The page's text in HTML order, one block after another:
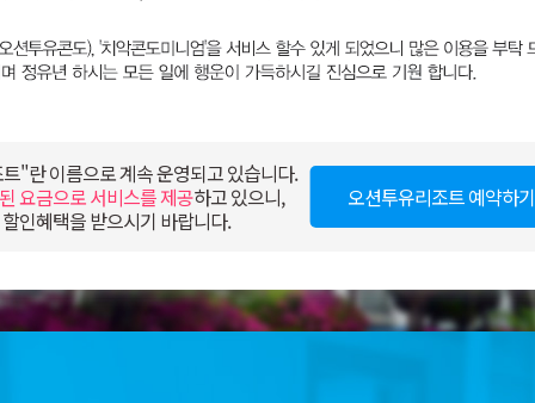
"란 이름으로 계속 운영되고 있습니다.
요금으로 서비스를 제공하고 있으니,
인혜택을 받으시기 바랍니다.
오션투유리조트 예약하기